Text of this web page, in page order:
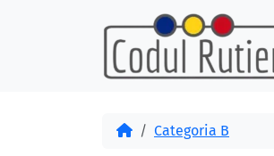
AcasăCategoria B